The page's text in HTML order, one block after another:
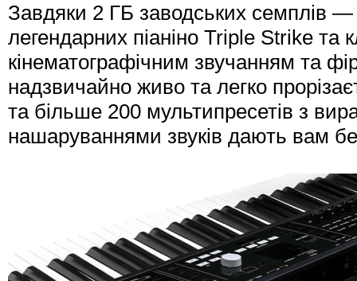
Завдяки 2 ГБ заводських семплів —
легендарних піаніно Triple Strike та
кінематографічним звучанням та
надзвичайно живо та легко
та більше 200 мультипресетів з
нашаруваннями звуків дають вам